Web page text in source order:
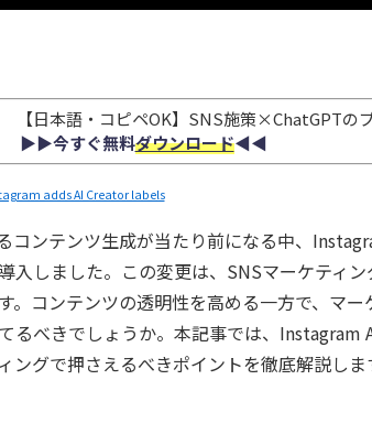
【日本語・コピペOK】SNS施策×ChatGPTの
▶︎▶︎今すぐ無料ダウンロード◀︎◀︎
adds AI Creator labels
コンテンツ生成が当たり前になる中、
入しました。この変更は、SNSマーケティ
。コンテンツの透明性を高める一方で、マ
るべきでしょうか。本記事では、Instagram
ングで押さえるべきポイントを徹底解説しま